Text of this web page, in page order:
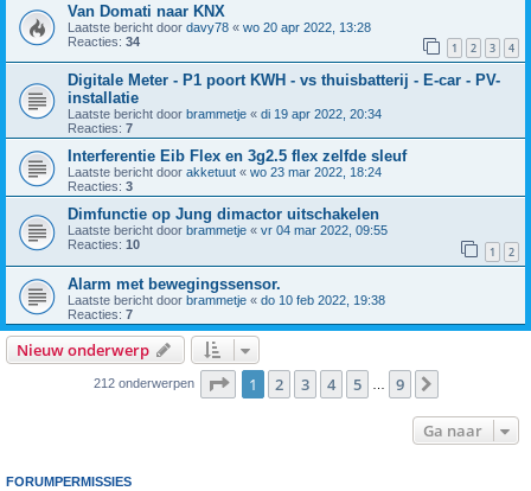
Van Domati naar KNX
Laatste bericht door davy78 « wo 20 apr 2022, 13:28
Reacties: 34 1 2 3 4
Digitale Meter - P1 poort KWH - vs thuisbatterij - E-car - PV-
installatie
Laatste bericht door brammetje « di 19 apr 2022, 20:34
Reacties: 7
Interferentie Eib Flex en 3g2.5 flex zelfde sleuf
Laatste bericht door akketuut « wo 23 mar 2022, 18:24
Reacties: 3
Dimfunctie op Jung dimactor uitschakelen
Laatste bericht door brammetje « vr 04 mar 2022, 09:55
Reacties: 10 1 2
Alarm met bewegingssensor.
Laatste bericht door brammetje « do 10 feb 2022, 19:38
Reacties: 7
Nieuw onderwerp
212 onderwerpen Pagina van 9
1 2 3 4 5 9
Ga naar
FORUMPERMISSIES